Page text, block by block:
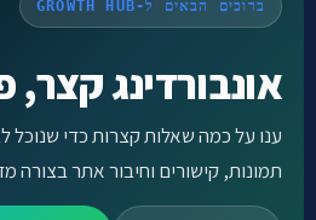
מחירון
בלוג
ברוכים הבאים ל-GROWTH HUB
אונבורדינג קצר,
ענו על כמה שאלות קצרות כדי שנוכל
תמונות, קישורים וחיבור אתר בצורה